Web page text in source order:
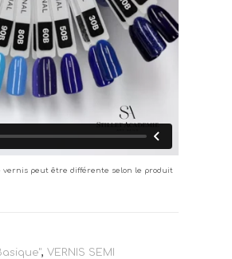
vernis peut être différente selon le produit
, VERNIS SEMI